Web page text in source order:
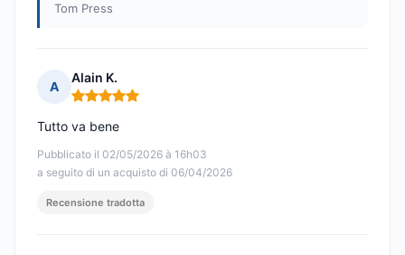
Tom Press
A
Alain K.
Nota: 5 su 5
Pubblicato il 02/05/2026 à 16h03
a seguito di un acquisto di 06/04/2026
Tutto va bene
Recensione tradotta